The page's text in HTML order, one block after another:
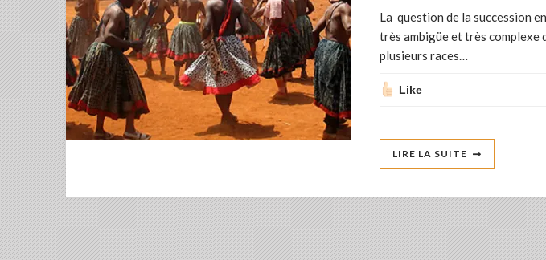
La question de la succession
très ambigüe et très complexe
plusieurs races…
Like
LIRE LA SUITE